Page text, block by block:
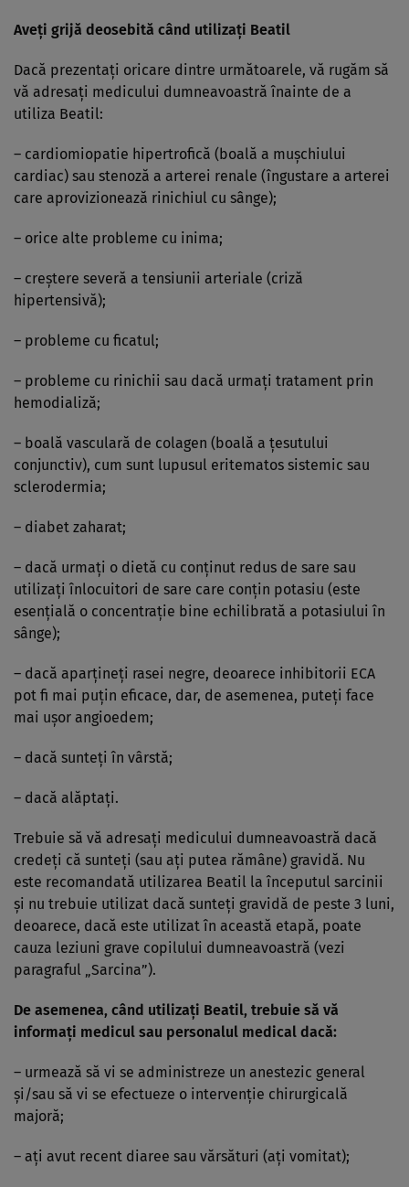
Aveţi grijă deosebită când utilizaţi Beatil
Dacă prezentaţi oricare dintre următoarele, vă rugăm să
vă adresaţi medicului dumneavoastră înainte de a
utiliza Beatil:
– cardiomiopatie hipertrofică (boală a muşchiului
cardiac) sau stenoză a arterei renale (îngustare a arterei
care aprovizionează rinichiul cu sânge);
– orice alte probleme cu inima;
– creştere severă a tensiunii arteriale (criză
hipertensivă);
– probleme cu ficatul;
– probleme cu rinichii sau dacă urmaţi tratament prin
hemodializă;
– boală vasculară de colagen (boală a ţesutului
conjunctiv), cum sunt lupusul eritematos sistemic sau
sclerodermia;
– diabet zaharat;
– dacă urmaţi o dietă cu conţinut redus de sare sau
utilizaţi înlocuitori de sare care conţin potasiu (este
esenţială o concentraţie bine echilibrată a potasiului în
sânge);
– dacă aparţineţi rasei negre, deoarece inhibitorii ECA
pot fi mai puţin eficace, dar, de asemenea, puteţi face
mai uşor angioedem;
– dacă sunteţi în vârstă;
– dacă alăptaţi.
Trebuie să vă adresaţi medicului dumneavoastră dacă
credeţi că sunteţi (sau aţi putea rămâne) gravidă. Nu
este recomandată utilizarea Beatil la începutul sarcinii
şi nu trebuie utilizat dacă sunteţi gravidă de peste 3 luni,
deoarece, dacă este utilizat în această etapă, poate
cauza leziuni grave copilului dumneavoastră (vezi
paragraful „Sarcina”).
De asemenea, când utilizaţi Beatil, trebuie să vă
informaţi medicul sau personalul medical dacă:
– urmează să vi se administreze un anestezic general
şi/sau să vi se efectueze o intervenţie chirurgicală
majoră;
– aţi avut recent diaree sau vărsături (aţi vomitat);